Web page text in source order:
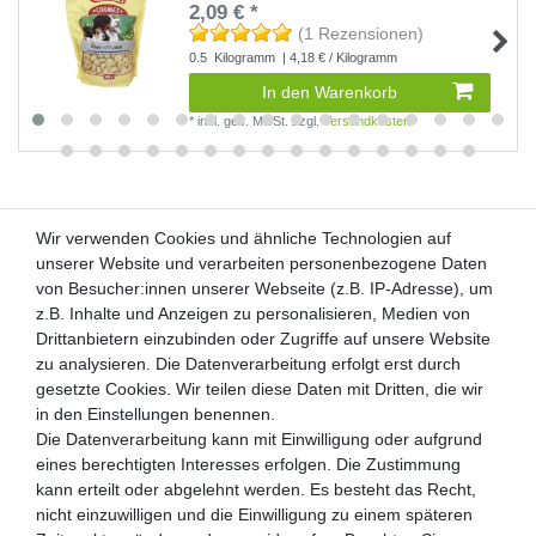
2,09 € *
(1 Rezensionen)
0.5 Kilogramm | 4,18 € / Kilogramm
In den Warenkorb
*inkl. ges. MwSt. zzgl. Versandkosten
Kunden-Anfragen: info@zooheld.de
Über uns
Zahlung und Versand
Retouren
Zooheld Blog
Widerrufsrecht
Vertrag widerrufen
Geschäftsbedingungen
Wir verwenden Cookies und ähnliche Technologien auf
unserer Website und verarbeiten personenbezogene Daten
von Besucher:innen unserer Webseite (z.B. IP-Adresse), um
z.B. Inhalte und Anzeigen zu personalisieren, Medien von
Drittanbietern einzubinden oder Zugriffe auf unsere Website
zu analysieren. Die Datenverarbeitung erfolgt erst durch
gesetzte Cookies. Wir teilen diese Daten mit Dritten, die wir
in den Einstellungen benennen.
Die Datenverarbeitung kann mit Einwilligung oder aufgrund
eines berechtigten Interesses erfolgen. Die Zustimmung
kann erteilt oder abgelehnt werden. Es besteht das Recht,
nicht einzuwilligen und die Einwilligung zu einem späteren
Wir verwenden Cookies und ähnliche Technologien auf
unserer Website und verarbeiten personenbezogene Daten
von Besucher:innen unserer Webseite (z.B. IP-Adresse), um
z.B. Inhalte und Anzeigen zu personalisieren, Medien von
Drittanbietern einzubinden oder Zugriffe auf unsere Website
zu analysieren. Die Datenverarbeitung erfolgt erst durch
gesetzte Cookies. Wir teilen diese Daten mit Dritten, die wir
in den Einstellungen benennen.
Die Datenverarbeitung kann mit Einwilligung oder aufgrund
eines berechtigten Interesses erfolgen. Die Zustimmung
kann erteilt oder abgelehnt werden. Es besteht das Recht,
nicht einzuwilligen und die Einwilligung zu einem späteren